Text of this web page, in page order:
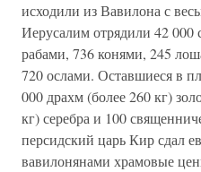
исходили из Вавилона с
Иерусалим отрядили 42 000
рабами, 736 конями, 245
720 ослами. Оставшиеся в
000 драхм (более 260 кг)
кг) серебра и 100
персидский царь Кир сдал
вавилонянами храмовые